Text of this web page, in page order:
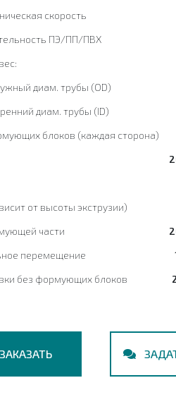
скорость
ПЭ/ПП/ПВХ
диам. трубы (OD)
диам. трубы (ID)
блоков (каждая сторона)
от высоты экструзии)
части
перемещение
без формующих блоков
ЗАКАЗАТЬ